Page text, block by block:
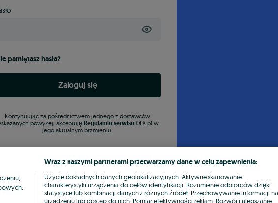
pamiętasz hasła?
Zaloguj się
Kontynuując za pośrednictwem jednego z dostawców
powyżej, akceptuję Regulamin serwisu OLX.pl w
jego aktualnym brzmieniu.
Wraz z naszymi partnerami przetwarzamy dane w celu zapewnienia:
Użycie dokładnych danych geolokalizacyjnych. Aktywne skanowanie
charakterystyki urządzenia do celów identyfikacji. Rozumienie odbiorców dzięki
statystyce lub kombinacji danych z różnych źródeł. Przechowywanie informacji na
urządzeniu lub dostęp do nich. Pomiar efektywności reklam. Rozwój i ulepszanie